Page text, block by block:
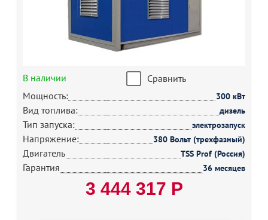
В наличии
Сравнить
Мощность:
300 кВт
Вид топлива: дизель
Тип запуска: электрозапуск
Напряжение: 380 Вольт (трехфазный)
Двигатель TSS Prof (Россия)
Гарантия 36 месяцев
3 444 317 Р